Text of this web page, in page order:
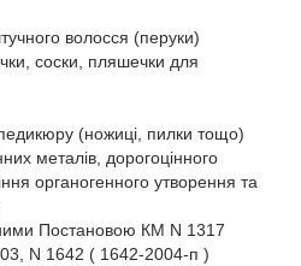
волосся (перуки)
соски, пляшечки для
(ножиці, пилки тощо)
металів, дорогоцінного
органогенного утворення та
Постановою КМ N 1317
N 1642 ( 1642-2004-п )